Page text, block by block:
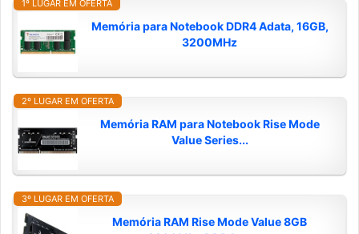
1º LUGAR EM OFERTA
Memória para Notebook DDR4 Adata, 16GB,
3200MHz
2º LUGAR EM OFERTA
Memória RAM para Notebook Rise Mode
Value Series...
3º LUGAR EM OFERTA
Memória RAM Rise Mode Value 8GB